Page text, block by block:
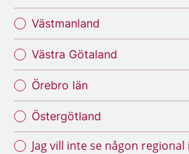
Västmanland
Västra Götaland
Örebro län
Östergötland
Jag vill inte se någon